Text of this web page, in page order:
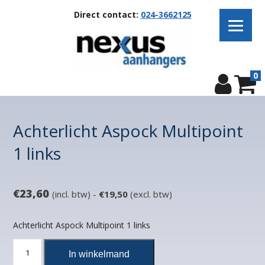
Direct contact: 024-3662125
0
Achterlicht Aspock Multipoint
1 links
€23,60 (incl. btw) - €19,50 (excl. btw)
Achterlicht Aspock Multipoint 1 links
Achterlicht
Aspock
In winkelmand